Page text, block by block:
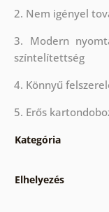
2. Nem igényel
3. Modern
színtelítettség
4. Könnyű
5. Erős
Kategória
Elhelyezés